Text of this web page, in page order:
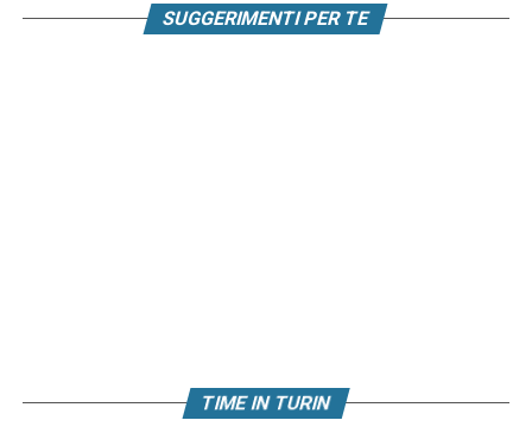
SUGGERIMENTI PER TE
TIME IN TURIN